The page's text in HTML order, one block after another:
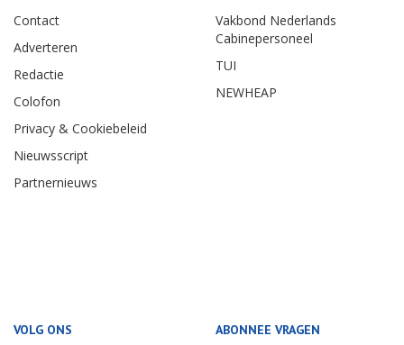
Contact
Adverteren
Redactie
Colofon
Privacy & Cookiebeleid
Nieuwsscript
Partnernieuws
Vakbond Nederlands
Cabinepersoneel
TUI
NEWHEAP
VOLG ONS ABONNEE VRAGEN